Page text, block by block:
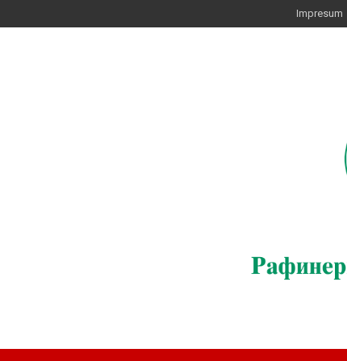
Impresum